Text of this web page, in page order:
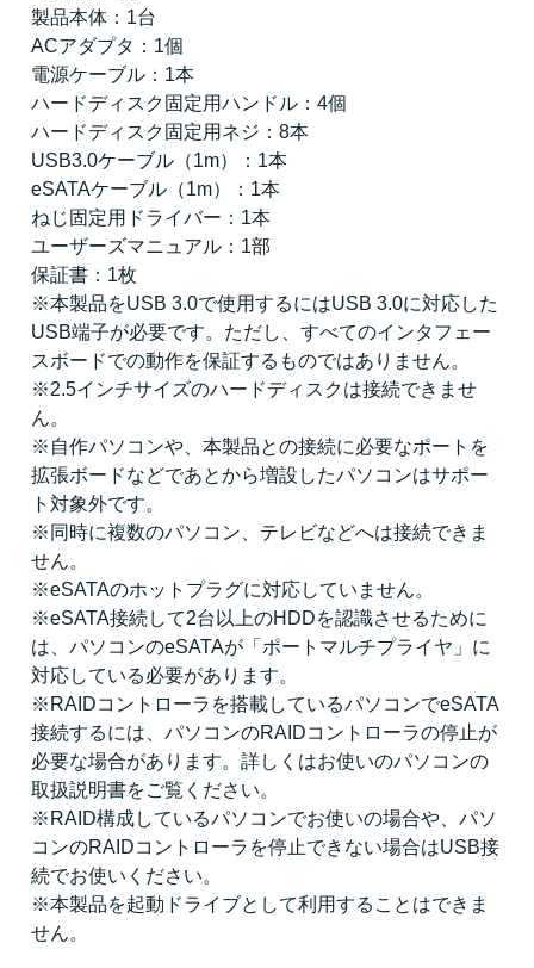
製品本体：1台
ACアダプタ：1個
電源ケーブル：1本
ハードディスク固定用ハンドル：4個
ハードディスク固定用ネジ：8本
USB3.0ケーブル（1m）：1本
eSATAケーブル（1m）：1本
ねじ固定用ドライバー：1本
ユーザーズマニュアル：1部
保証書：1枚
※本製品をUSB 3.0で使用するにはUSB 3.0に対応した
USB端子が必要です。ただし、すべてのインタフェー
スボードでの動作を保証するものではありません。
※2.5インチサイズのハードディスクは接続できませ
ん。
※自作パソコンや、本製品との接続に必要なポートを
拡張ボードなどであとから増設したパソコンはサポー
ト対象外です。
※同時に複数のパソコン、テレビなどへは接続できま
せん。
※eSATAのホットプラグに対応していません。
※eSATA接続して2台以上のHDDを認識させるために
は、パソコンのeSATAが「ポートマルチプライヤ」に
対応している必要があります。
※RAIDコントローラを搭載しているパソコンでeSATA
接続するには、パソコンのRAIDコントローラの停止が
必要な場合があります。詳しくはお使いのパソコンの
取扱説明書をご覧ください。
※RAID構成しているパソコンでお使いの場合や、パソ
コンのRAIDコントローラを停止できない場合はUSB接
続でお使いください。
※本製品を起動ドライブとして利用することはできま
せん。